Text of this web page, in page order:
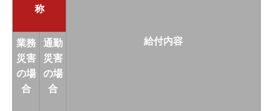
称
給付内容
業務
災害
の場
合
通勤
災害
の場
合